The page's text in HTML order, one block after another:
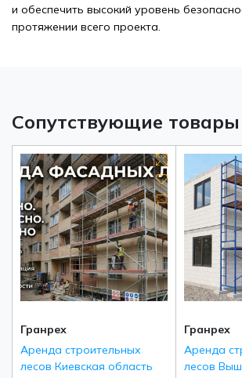
и обеспечить высокий уровень
протяжении всего проекта.
Сопутствующие товары
Гранрех
Аренда строительных
лесов Киевская область
Гранрех
Аренда
лесов